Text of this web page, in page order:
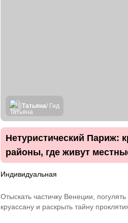
Татьяна/ Гид
Нетуристический Париж:
районы, где живут
Индивидуальная
Отыскать частичку Венеции,
круассану и раскрыть тайну